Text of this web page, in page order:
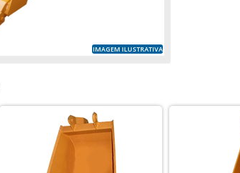
IMAGEM ILUSTRATIVA